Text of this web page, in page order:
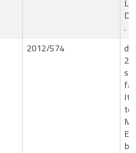
.
2012/574